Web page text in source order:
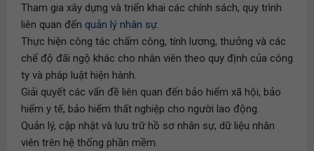
Tham gia xây dựng và triển khai các chính sách, quy trình
liên quan đến quản lý nhân sự.
Thực hiện công tác chấm công, tính lương, thưởng và các
chế độ đãi ngộ khác cho nhân viên theo quy định của công
ty và pháp luật hiện hành.
Giải quyết các vấn đề liên quan đến bảo hiểm xã hội, bảo
hiểm y tế, bảo hiểm thất nghiệp cho người lao động.
Quản lý, cập nhật và lưu trữ hồ sơ nhân sự, dữ liệu nhân
viên trên hệ thống phần mềm.